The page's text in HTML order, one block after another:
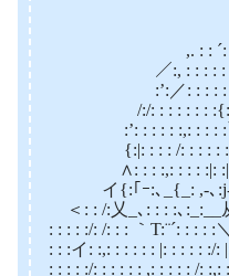
,. -＜
_/:_:_:_, –
,. : : ´: : : ／/:
／:, : : : : : /: /: :/
:’:／: : : : : :/: : |:
/:/: : : : : : : :{: : : :
:’: : : : : :,: : : : :∨: :
{:|: : : : /: : : : : :
∧: : : :,: : : : :|: :|:
イ{:｢ｰ:､_{_: ,-､:j-
＜: : /:乂_､: : : :､:_:__
: : : : :/: /: : : ｀T:¨´: : : :
: : :イ: :,: : : : : : |: : : : :
: : : : :/: : : : : : ,: : : : : /: